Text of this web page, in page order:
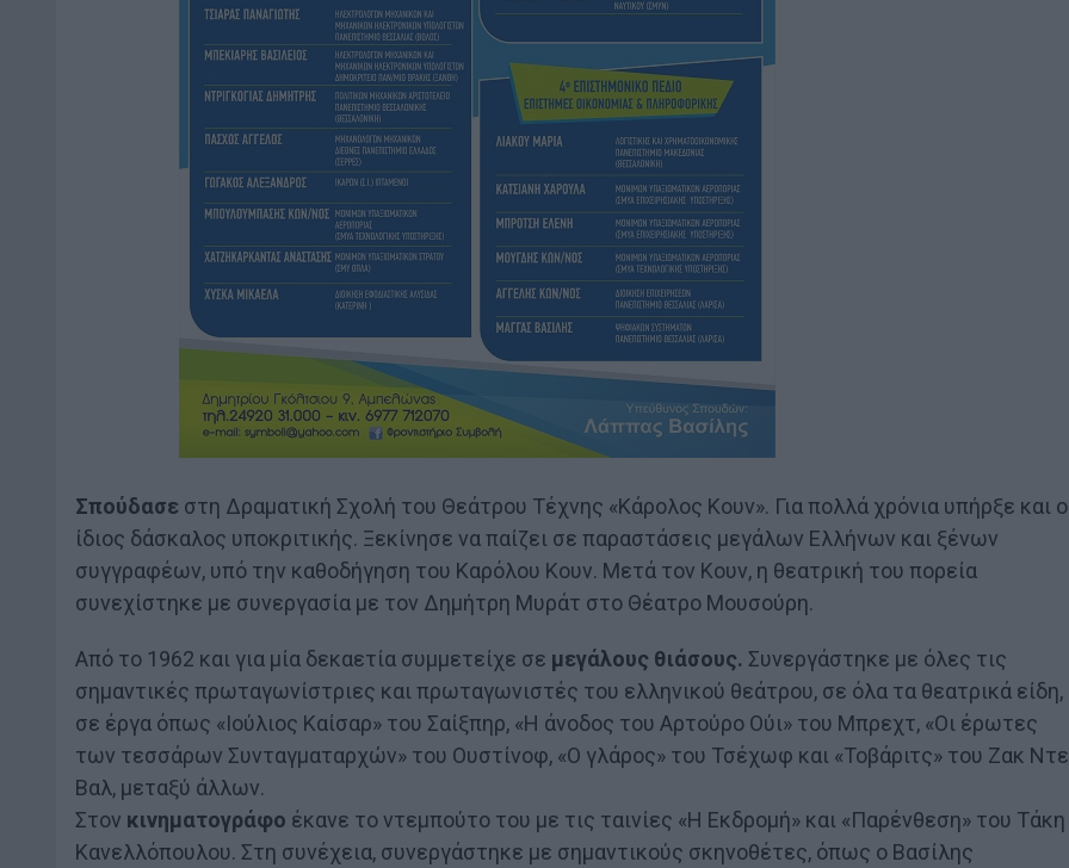
Σπούδασε στη Δραματική Σχολή του Θεάτρου Τέχνης «Κάρολος Κουν». Για πολλά χρόνια υπήρξε και ο
ίδιος δάσκαλος υποκριτικής. Ξεκίνησε να παίζει σε παραστάσεις μεγάλων Ελλήνων και ξένων
συγγραφέων, υπό την καθοδήγηση του Καρόλου Κουν. Μετά τον Κουν, η θεατρική του πορεία
συνεχίστηκε με συνεργασία με τον Δημήτρη Μυράτ στο Θέατρο Μουσούρη.
Από το 1962 και για μία δεκαετία συμμετείχε σε μεγάλους θιάσους. Συνεργάστηκε με όλες τις
σημαντικές πρωταγωνίστριες και πρωταγωνιστές του ελληνικού θεάτρου, σε όλα τα θεατρικά είδη,
σε έργα όπως «Ιούλιος Καίσαρ» του Σαίξπηρ, «Η άνοδος του Αρτούρο Ούι» του Μπρεχτ, «Οι έρωτες
των τεσσάρων Συνταγματαρχών» του Ουστίνοφ, «Ο γλάρος» του Τσέχωφ και «Τοβάριτς» του Ζακ Ντε
Βαλ, μεταξύ άλλων.
Στον κινηματογράφο έκανε το ντεμπούτο του με τις ταινίες «Η Εκδρομή» και «Παρένθεση» του Τάκη
Κανελλόπουλου. Στη συνέχεια, συνεργάστηκε με σημαντικούς σκηνοθέτες, όπως ο Βασίλης